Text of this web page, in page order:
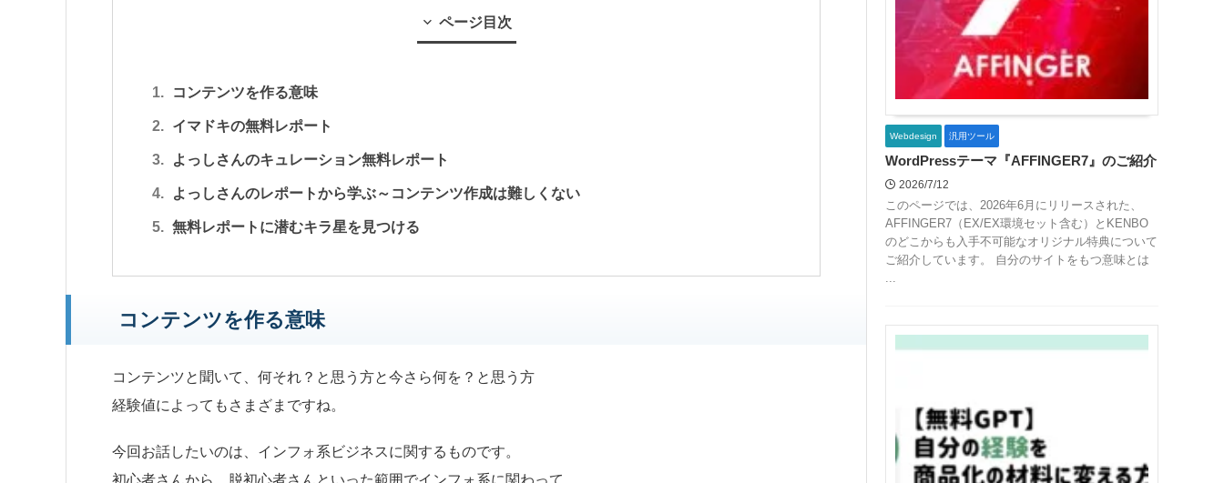
ページ目次
コンテンツを作る意味
イマドキの無料レポート
よっしさんのキュレーション無料レポート
よっしさんのレポートから学ぶ～コンテンツ作成は難しくない
無料レポートに潜むキラ星を見つける
コンテンツを作る意味
コンテンツと聞いて、何それ？と思う方と今さら何を？と思う方
経験値によってもさまざまですね。
今回お話したいのは、インフォ系ビジネスに関するものです。
初心者さんから、脱初心者さんといった範囲でインフォ系に関わって
Webdesign 汎用ツール
WordPressテーマ『AFFINGER7』のご紹介
2026/7/12
このページでは、2026年6月にリリースされた、
AFFINGER7（EX/EX環境セット含む）とKENBO
のどこからも入手不可能なオリジナル特典について
ご紹介しています。 自分のサイトをもつ意味とは
...